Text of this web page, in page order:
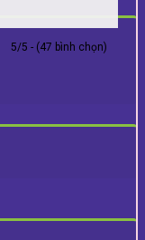
5/5 - (47 bình chọn)